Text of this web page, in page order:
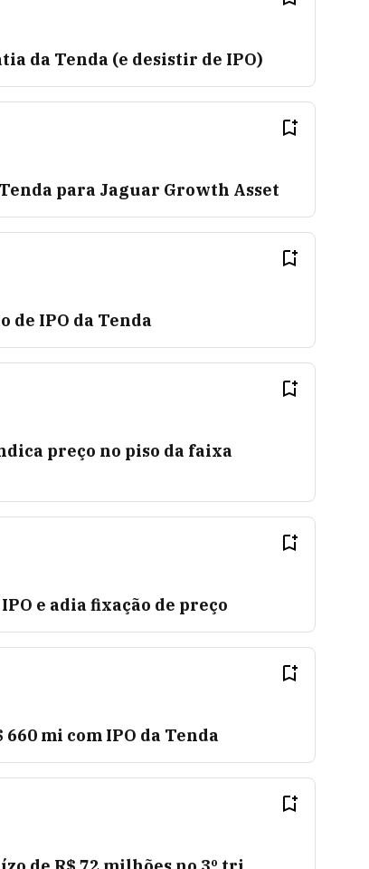
da Tenda (e desistir de IPO)
para Jaguar Growth Asset
de IPO da Tenda
preço no piso da faixa
e adia fixação de preço
mi com IPO da Tenda